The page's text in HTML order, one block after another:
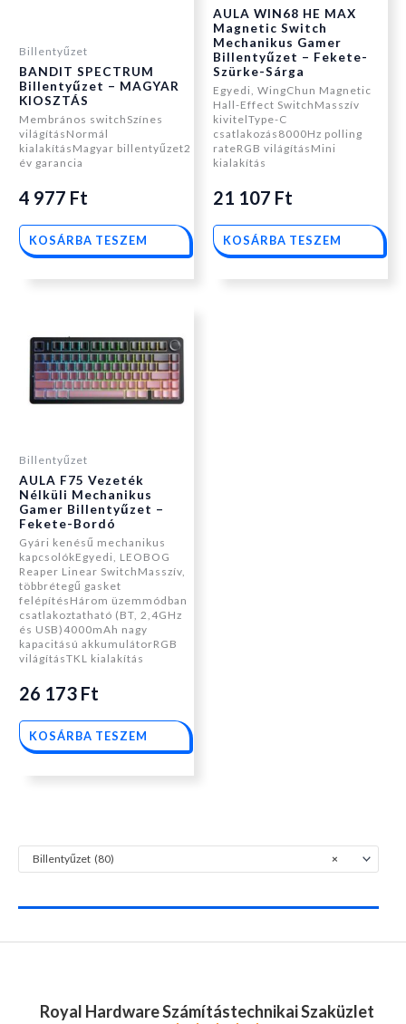
×
Billentyűzet (80)
Billentyűzet
BANDIT SPECTRUM
Billentyűzet – MAGYAR
KIOSZTÁS
Membrános switchSzínes
világításNormál
kialakításMagyar billentyűzet2
év garancia
4 977 Ft
KOSÁRBA TESZEM
AULA WIN68 HE MAX
Magnetic Switch
Mechanikus Gamer
Billentyűzet – Fekete-
Szürke-Sárga
Egyedi, WingChun Magnetic
Hall-Effect SwitchMasszív
kivitelType-C
csatlakozás8000Hz polling
rateRGB világításMini
kialakítás
21 107 Ft
KOSÁRBA TESZEM
Billentyűzet
AULA F75 Vezeték
Nélküli Mechanikus
Gamer Billentyűzet –
Fekete-Bordó
Gyári kenésű mechanikus
kapcsolókEgyedi, LEOBOG
Reaper Linear SwitchMasszív,
többrétegű gasket
felépítésHárom üzemmódban
csatlakoztatható (BT, 2,4GHz
és USB)4000mAh nagy
kapacitású akkumulátorRGB
világításTKL kialakítás
26 173 Ft
KOSÁRBA TESZEM
Royal Hardware Számítástechnikai Szaküzlet